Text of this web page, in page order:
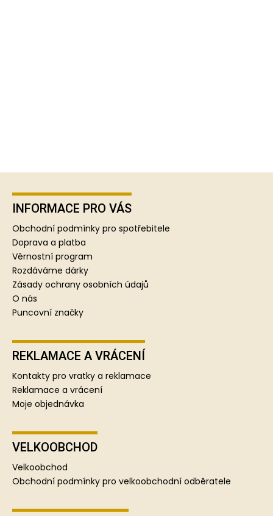
Z
INFORMACE PRO VÁS
Obchodní podmínky pro spotřebitele
Doprava a platba
Věrnostní program
Rozdáváme dárky
Zásady ochrany osobních údajů
O nás
Puncovní značky
REKLAMACE A VRÁCENÍ
Kontakty pro vratky a reklamace
Reklamace a vrácení
Moje objednávka
VELKOOBCHOD
Velkoobchod
Obchodní podmínky pro velkoobchodní odběratele